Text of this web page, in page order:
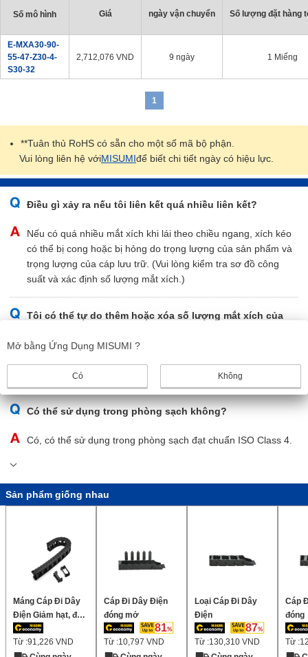
[Ứng Dụng]
ngừa các sự cố do cáp bị rối và xoắn.
Số mô hình Giá ngày vận chuyển Số lượng đặt hàng
E-MXA30-90-
55-47-Z30-4-
S30-32
2,712,076 VND 9 ngày 1 Miếng
1
**Tuân thủ RoHS có sẵn cho một số mã bộ phận.
Vui lòng liên hệ vớiMISUMIđể biết chi tiết ngày có hiệu lực.
Điều gì xảy ra nếu tôi liên kết quá nhiều liên kết?
Nếu có quá nhiều mắt xích khi lái theo chiều ngang, xích kéo
có thể bị cong hoặc bị hỏng do trọng lượng của sản phẩm và
trọng lượng của cáp lưu trữ. (Vui lòng kiểm tra sơ đồ công
suất và xác định số lượng mắt xích.)
Tôi có thể tự do thêm hoặc xóa số lượng mắt xích của
theo độ dài xích kéo cần thiết để lắp đặt.
Có thể sử dụng trong phòng sạch không?
Có, có thể sử dụng trong phòng sạch đạt chuẩn ISO Class 4.
Sản phẩm giống nhau
Máng Cáp Đi Dây
Điện Giảm hạt, độ
ồn thấp, chiều cao
bên trong 40mm
Từ :91,226 VND
Cáp Đi Dây Điện
đóng mở
81
Từ :10,797 VND
Loại Cáp Đi Dây
Điện
87
Từ :130,310 VND
Cáp
đóng
Từ :
Mở bằng Ứng Dụng MISUMI ?
Có Không